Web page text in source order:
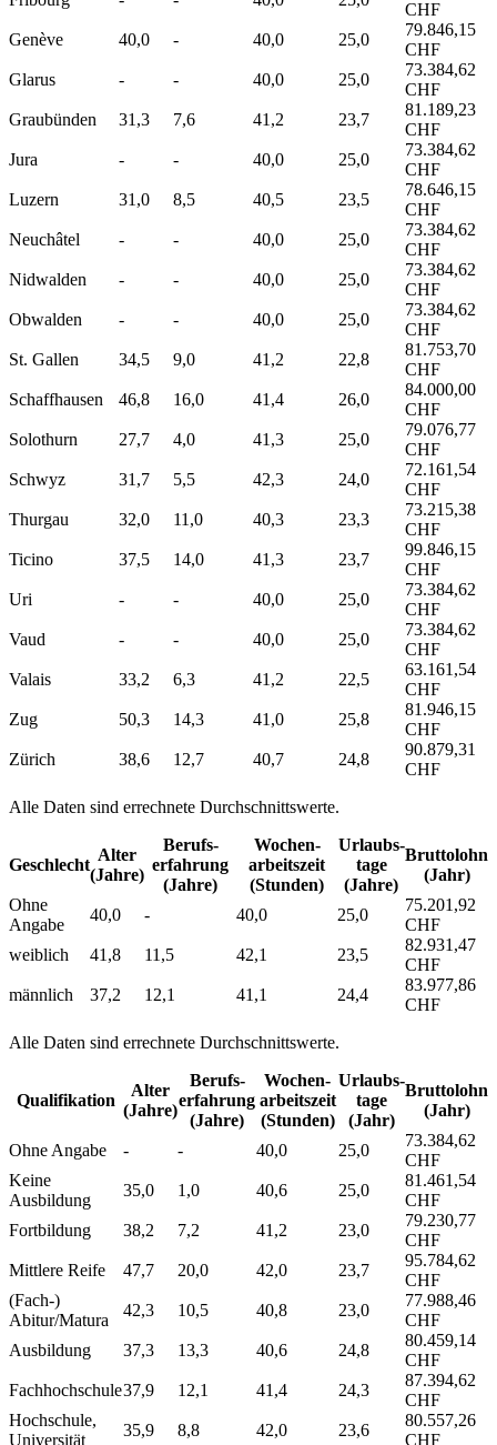
CHF
Genève
40,0 - 40,0 25,0
79.846,15
CHF
Glarus
- - 40,0 25,0
73.384,62
CHF
Graubünden
31,3 7,6 41,2 23,7
81.189,23
CHF
Jura
- - 40,0 25,0
73.384,62
CHF
Luzern
31,0 8,5 40,5 23,5
78.646,15
CHF
Neuchâtel
- - 40,0 25,0
73.384,62
CHF
Nidwalden
- - 40,0 25,0
73.384,62
CHF
Obwalden
- - 40,0 25,0
73.384,62
CHF
St. Gallen
34,5 9,0 41,2 22,8
81.753,70
CHF
Schaffhausen
46,8 16,0 41,4 26,0
84.000,00
CHF
Solothurn
27,7 4,0 41,3 25,0
79.076,77
CHF
Schwyz
31,7 5,5 42,3 24,0
72.161,54
CHF
Thurgau
32,0 11,0 40,3 23,3
73.215,38
CHF
Ticino
37,5 14,0 41,3 23,7
99.846,15
CHF
Uri
- - 40,0 25,0
73.384,62
CHF
Vaud
- - 40,0 25,0
73.384,62
CHF
Valais
33,2 6,3 41,2 22,5
63.161,54
CHF
Zug
50,3 14,3 41,0 25,8
81.946,15
CHF
Zürich
38,6 12,7 40,7 24,8
90.879,31
CHF
Alle Daten sind errechnete Durchschnittswerte.
Geschlecht
Alter
(Jahre)
Berufs­
erfahrung
(Jahre)
Wochen­
arbeitszeit
(Stunden)
Urlaubs­
tage
(Jahre)
Bruttolohn
(Jahr)
Ohne
Angabe
40,0 - 40,0 25,0
75.201,92
CHF
weiblich
41,8 11,5 42,1 23,5
82.931,47
CHF
männlich
37,2 12,1 41,1 24,4
83.977,86
CHF
Alle Daten sind errechnete Durchschnittswerte.
Qualifikation
Alter
(Jahre)
Berufs­
erfahrung
(Jahre)
Wochen­
arbeitszeit
(Stunden)
Urlaubs­
tage
(Jahr)
Bruttolohn
(Jahr)
Ohne Angabe - - 40,0 25,0
73.384,62
CHF
Keine
Ausbildung
35,0 1,0 40,6 25,0
81.461,54
CHF
Fortbildung
38,2 7,2 41,2 23,0
79.230,77
CHF
Mittlere Reife
47,7 20,0 42,0 23,7
95.784,62
CHF
(Fach-)
Abitur/Matura
42,3 10,5 40,8 23,0
77.988,46
CHF
Ausbildung
37,3 13,3 40,6 24,8
80.459,14
CHF
Fachhochschule37,9 12,1 41,4 24,3
87.394,62
CHF
Hochschule,
Universität
35,9 8,8 42,0 23,6
80.557,26
CHF